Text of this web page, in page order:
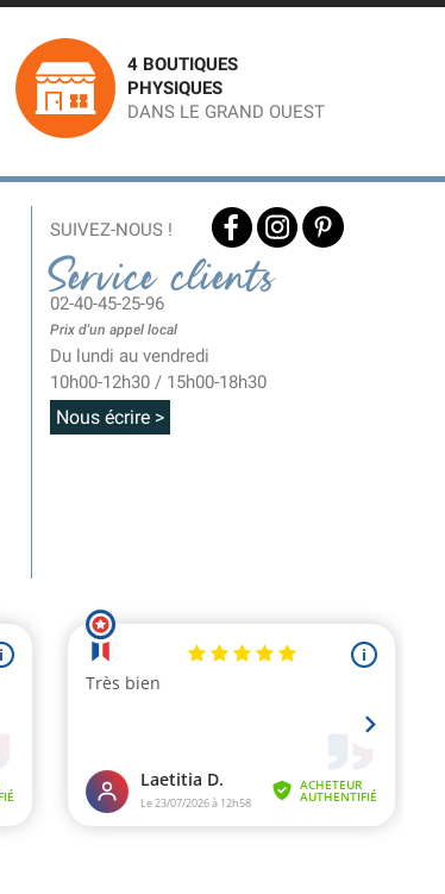
4 BOUTIQUES
PHYSIQUES
DANS LE GRAND OUEST
SUIVEZ-NOUS !
Service clients
02-40-45-25-96
Prix d'un appel local
Du lundi au vendredi
10h00-12h30 / 15h00-18h30
Nous écrire >